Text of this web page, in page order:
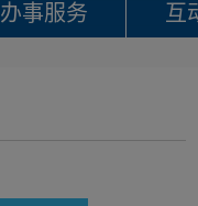
办事服务 互